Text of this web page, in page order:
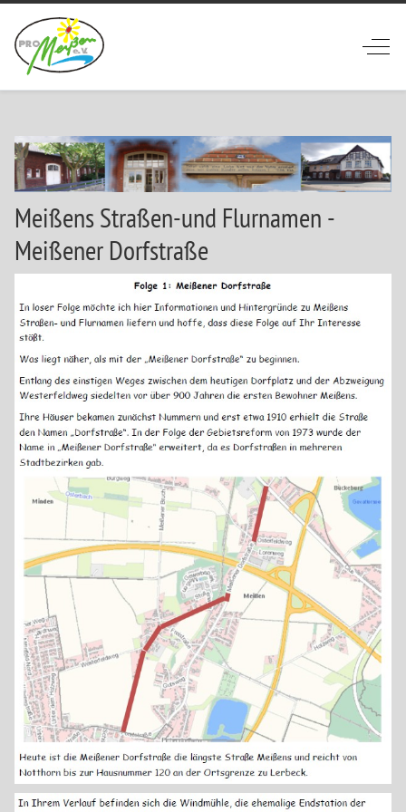
Off-
Meißens Straßen-und Flurnamen -
Meißener Dorfstraße